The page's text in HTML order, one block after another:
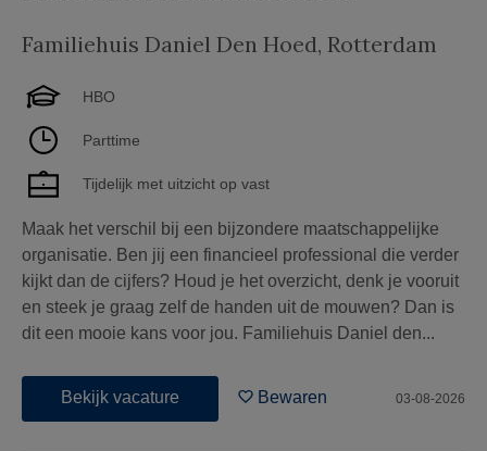
Familiehuis Daniel Den Hoed, Rotterdam
HBO
Parttime
Tijdelijk met uitzicht op vast
Maak het verschil bij een bijzondere maatschappelijke
organisatie. Ben jij een financieel professional die verder
kijkt dan de cijfers? Houd je het overzicht, denk je vooruit
en steek je graag zelf de handen uit de mouwen? Dan is
dit een mooie kans voor jou. Familiehuis Daniel den...
Bekijk vacature Bewaren 03-08-2026